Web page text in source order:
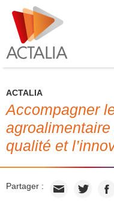
ACTALIA
Accompagner
qualité et
Partager :